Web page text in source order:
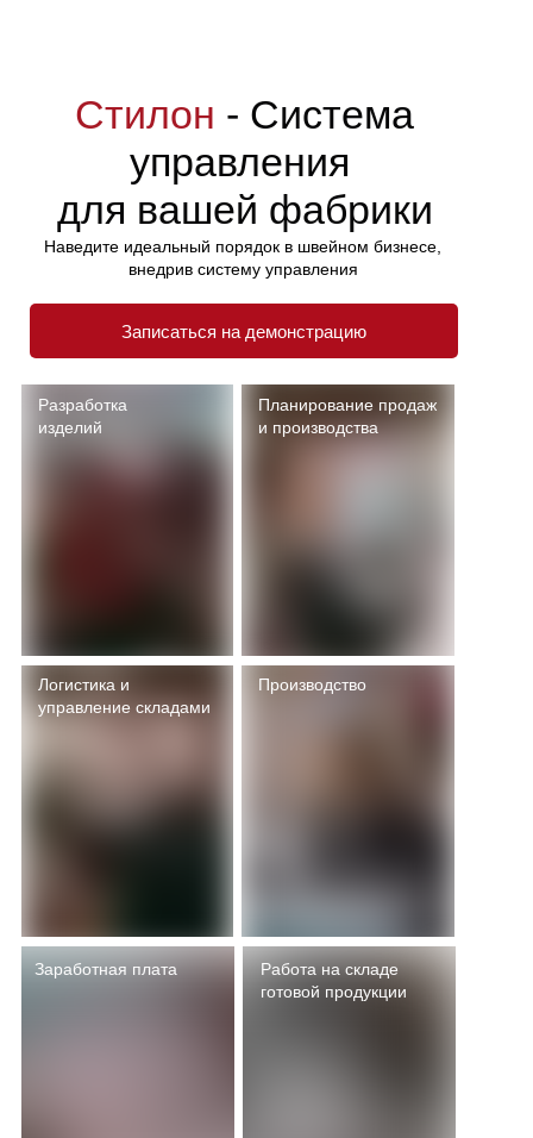
Записаться на демонстрацию
Наведите идеальный порядок в швейном бизнесе,
внедрив систему управления
Стилон - Система
управления
для вашей фабрики
Работа на складе
готовой продукции
Заработная плата
Разработка
изделий
Планирование продаж
и производства
Логистика и
управление складами
Производство